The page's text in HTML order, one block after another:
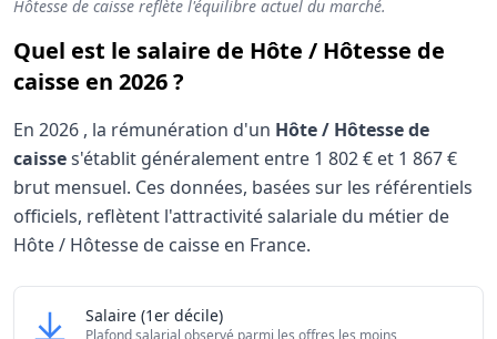
Hôtesse de caisse reflète l'équilibre actuel du marché.
Quel est le salaire de Hôte / Hôtesse de
caisse en 2026 ?
En 2026 , la rémunération d'un Hôte / Hôtesse de
caisses'établit généralement entre 1 802 € et 1 867 €
brut mensuel. Ces données, basées sur les référentiels
officiels, reflètent l'attractivité salariale du métier de
Hôte / Hôtesse de caisse en France.
Grille salariale Hôte / Hôtesse de caisse 2026
Niveau de salaire (Déciles)
Salaire Hôte / Hôtesse de caisse
(1er décile)
Plafond salarial observé parmi les offres les moins